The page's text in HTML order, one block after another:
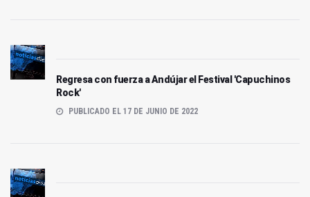
Regresa con fuerza a Andújar el Festival 'Capuchinos
Rock'
PUBLICADO EL 17 DE JUNIO DE 2022